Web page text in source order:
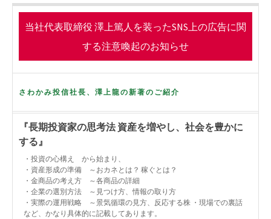
当社代表取締役 澤上篤人を装ったSNS上の広告に関
する注意喚起のお知らせ
さわかみ投信社長、澤上龍の新著のご紹介
『長期投資家の思考法 資産を増やし、社会を豊かに
する』
・投資の心構え から始まり、
・資産形成の準備 ～おカネとは？ 稼ぐとは？
・金商品の考え方 ～各商品の詳細
・企業の選別方法 ～見つけ方、情報の取り方
・実際の運用戦略 ～景気循環の見方、反応する株 ・現場での裏話
など、かなり具体的に記載してあります。